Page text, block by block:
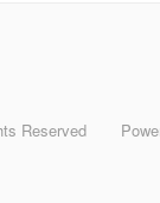
Reserved